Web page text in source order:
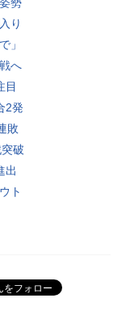
り
」
へ
目
2発
敗
破
出
ト